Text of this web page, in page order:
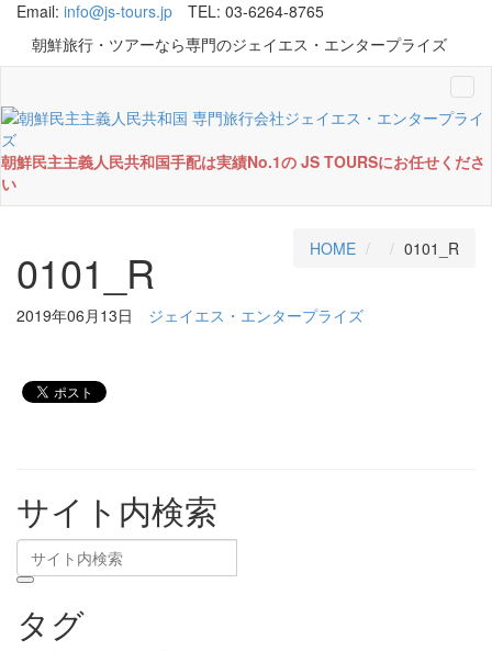
Email: info@js-tours.jp
TEL: 03-6264-8765
朝鮮旅行・ツアーなら専門のジェイエス・エンタープライズ
朝鮮民主主義人民共和国手配は実績No.1の JS TOURSにお任せくださ
い
0101_R HOME 0101_R
2019年06月13日 ジェイエス・エンタープライズ
サイト内検索
タグ